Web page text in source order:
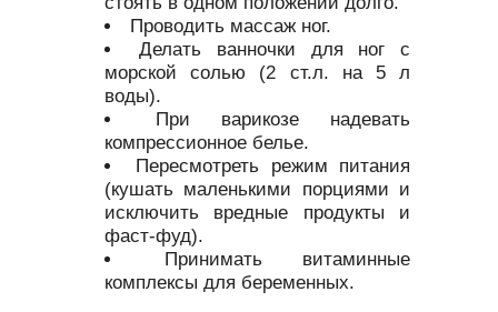
Проводить массаж ног.
Делать ванночки для ног с
морской солью (2 ст.л. на 5 л
воды).
При варикозе надевать
компрессионное белье.
Пересмотреть режим питания
(кушать маленькими порциями и
исключить вредные продукты и
фаст-фуд).
Принимать витаминные
комплексы для беременных.